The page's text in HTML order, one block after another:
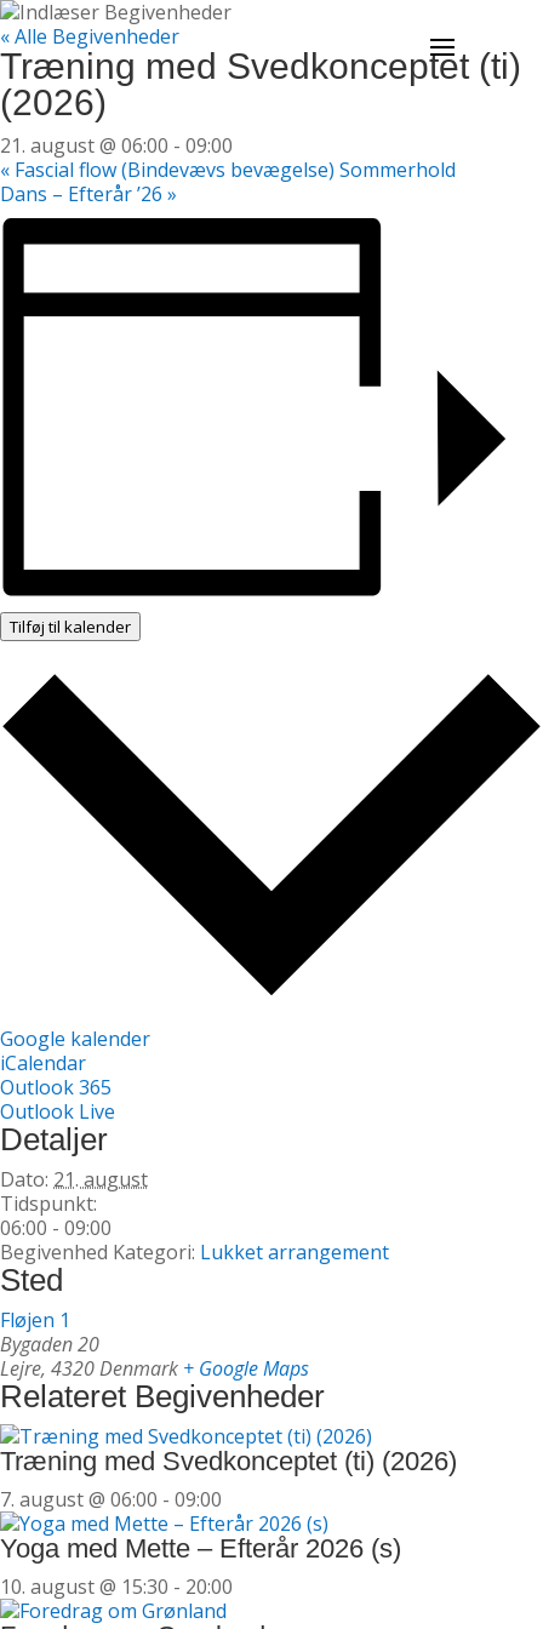
« Alle Begivenheder
Træning med Svedkonceptet (ti)
(2026)
21. august @ 06:00 - 09:00
« Fascial flow (Bindevævs bevægelse) Sommerhold
Dans – Efterår ’26 »
Tilføj til kalender
Google kalender
iCalendar
Outlook 365
Outlook Live
Detaljer
Dato: 21. august
Tidspunkt:
06:00 - 09:00
Begivenhed Kategori: Lukket arrangement
Sted
Fløjen 1
Bygaden 20
Lejre, 4320Denmark + Google Maps
Relateret Begivenheder
Træning med Svedkonceptet (ti) (2026)
7. august @ 06:00 - 09:00
Yoga med Mette – Efterår 2026 (s)
10. august @ 15:30 - 20:00